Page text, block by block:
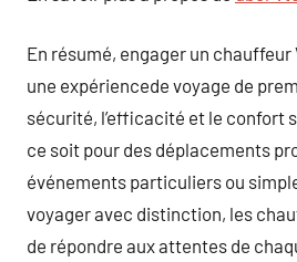
En résumé, engager un
une expériencede voyage de
sécurité, l’efficacité et le confort
ce soit pour des déplacements
événements particuliers ou
voyager avec distinction, les
de répondre aux attentes de